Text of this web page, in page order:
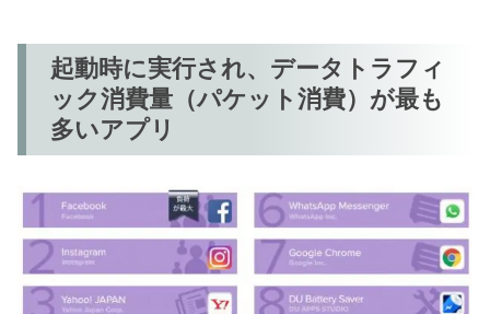
起動時に実行され、データトラフィ
ック消費量（パケット消費）が最も
多いアプリ